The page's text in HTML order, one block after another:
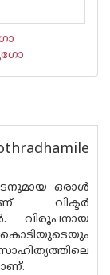
ഒരാള്‍
വിക്ടര്‍
വിരൂപനായ